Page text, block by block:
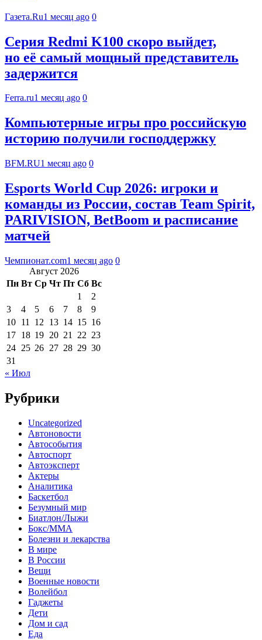
Газета.Ru1 месяц ago 0
Серия Redmi K100 скоро выйдет,
но её самый мощный представитель
задержится
Ferra.ru1 месяц ago 0
Компьютерные игры про российскую
историю получили господдержку
BFM.RU1 месяц ago 0
Esports World Cup 2026: игроки и
команды из России, состав Team Spirit,
PARIVISION, BetBoom и расписание
матчей
Чемпионат.com1 месяц ago 0
Август 2026
Пн Вт Ср Чт Пт Сб Вс
1
2
3
4 5 6 7 8
9
10 11 12 13 14 15 16
17 18 19 20 21 22 23
24 25 26 27 28 29 30
31
« Июл
Рубрики
Uncategorized
Автоновости
Автособытия
Автоспорт
Автоэксперт
Актеры
Аналитика
Баскетбол
Безумный мир
Биатлон/Лыжи
Бокс/MMA
Болезни и лекарства
В мире
В России
Вещи
Военные новости
Волейбол
Гаджеты
Дети
Дом и сад
Еда